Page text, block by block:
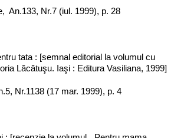
An.133, Nr.7 (iul. 1999), p. 28
tata : [semnal editorial la volumul cu
Lăcătuşu. Iaşi : Editura Vasiliana, 1999]
Nr.1138 (17 mar. 1999), p. 4